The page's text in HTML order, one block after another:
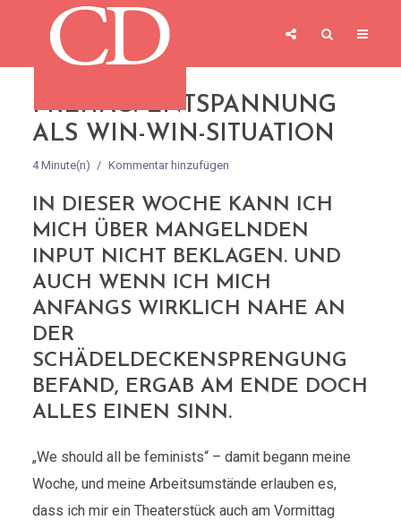
FREITAG: ENTSPANNUNG
ALS WIN-WIN-SITUATION
4 Minute(n) Kommentar hinzufügen
IN DIESER WOCHE KANN ICH
MICH ÜBER MANGELNDEN
INPUT NICHT BEKLAGEN. UND
AUCH WENN ICH MICH
ANFANGS WIRKLICH NAHE AN
DER
SCHÄDELDECKENSPRENGUNG
BEFAND, ERGAB AM ENDE DOCH
ALLES EINEN SINN.
„We should all be feminists“ – damit begann meine
Woche, und meine Arbeitsumstände erlauben es,
dass ich mir ein Theaterstück auch am Vormittag